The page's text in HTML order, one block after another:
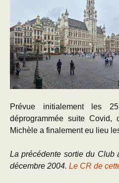
Prévue initialement les
déprogrammée suite Covid,
Michèle a finalement eu lieu
La précédente sortie du Club
décembre 2004. Le CR de